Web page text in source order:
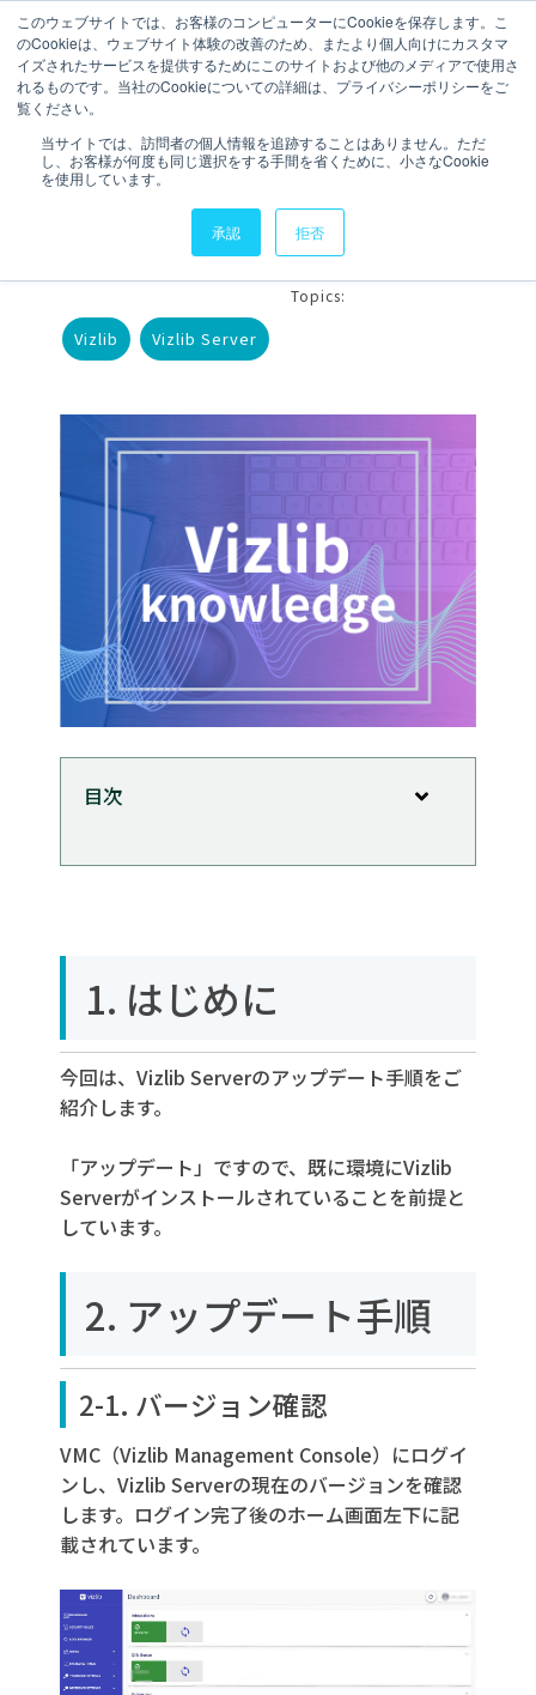
このウェブサイトでは、お客様のコンピューターにCookieを保存します。こ
のCookieは、ウェブサイト体験の改善のため、またより個人向けにカスタマ
イズされたサービスを提供するためにこのサイトおよび他のメディアで使用さ
れるものです。当社のCookieについての詳細は、プライバシーポリシーをご
覧ください。
当サイトでは、訪問者の個人情報を追跡することはありません。ただ
し、お客様が何度も同じ選択をする手間を省くために、小さなCookie
を使用しています。
承認 拒否
お問い合わせ
3 分で読むことができます。
【Vizlib】Vizlib Server
アップデート手順
Topics:
Vizlib Vizlib Server
目次
1. はじめに
2-3. アップデートの実行
2-4. アップデート後の確認
3. おわりに
1. はじめに
今回は、Vizlib Serverのアップデート手順をご
紹介します。
「アップデート」ですので、既に環境にVizlib
Serverがインストールされていることを前提と
しています。
2. アップデート手順
2-1. バージョン確認
VMC（Vizlib Management Console）にログイ
ンし、Vizlib Serverの現在のバージョンを確認
します。ログイン完了後のホーム画面左下に記
載されています。